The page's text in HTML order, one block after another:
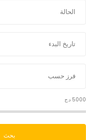
الحالة
فرز حسب
5000 د.ج
بحث